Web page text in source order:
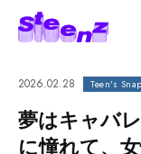
2026.02.28 Teen's
夢はキャバ
に憧れて、